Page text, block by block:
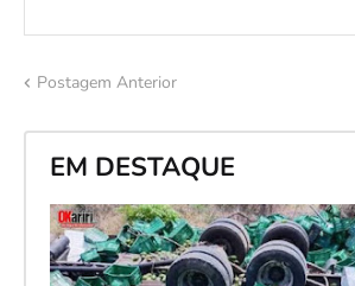
Postagem Anterior
EM DESTAQUE